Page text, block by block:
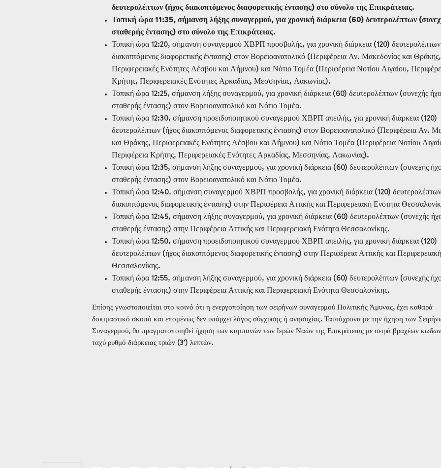
δευτερολέπτων (ήχος διακοπτόμενος διαφορετικής έντασης) στο σύνολο της Επικράτειας.
Τοπική ώρα 11:35, σήμανση λήξης συναγερμού, για χρονική διάρκεια (60) δευτερολέπτων
σταθερής έντασης) στο σύνολο της Επικράτειας.
Τοπική ώρα 12:20, σήμανση συναγερμού ΧΒΡΠ προσβολής, για χρονική διάρκεια (120)
διακοπτόμενος διαφορετικής έντασης) στον Βορειοανατολικό (Περιφέρεια Αν. Μακεδονίας και Θράκης,
Περιφερειακές Ενότητες Λέσβου και Λήμνου) και Νότιο Τομέα (Περιφέρεια Νοτίου Αιγαίου,
Κρήτης, Περιφερειακές Ενότητες Αρκαδίας, Μεσσηνίας, Λακωνίας).
Τοπική ώρα 12:25, σήμανση λήξης συναγερμού, για χρονική διάρκεια (60) δευτερολέπτων (συνεχής
σταθερής έντασης) στον Βορειοανατολικό και Νότιο Τομέα.
Τοπική ώρα 12:30, σήμανση προειδοποιητικού συναγερμού ΧΒΡΠ απειλής, για χρονική διάρκεια (120)
δευτερολέπτων (ήχος διακοπτόμενος διαφορετικής έντασης) στον Βορειοανατολικό (Περιφέρεια Αν.
και Θράκης, Περιφερειακές Ενότητες Λέσβου και Λήμνου) και Νότιο Τομέα (Περιφέρεια Νοτίου
Περιφέρεια Κρήτης, Περιφερειακές Ενότητες Αρκαδίας, Μεσσηνίας, Λακωνίας).
Τοπική ώρα 12:35, σήμανση λήξης συναγερμού, για χρονική διάρκεια (60) δευτερολέπτων (συνεχής
σταθερής έντασης) στον Βορειοανατολικό και Νότιο Τομέα.
Τοπική ώρα 12:40, σήμανση συναγερμού ΧΒΡΠ προσβολής, για χρονική διάρκεια (120)
διακοπτόμενος διαφορετικής έντασης) στην Περιφέρεια Αττικής και Περιφερειακή Ενότητα
Τοπική ώρα 12:45, σήμανση λήξης συναγερμού, για χρονική διάρκεια (60) δευτερολέπτων (συνεχής
σταθερής έντασης) στην Περιφέρεια Αττικής και Περιφερειακή Ενότητα Θεσσαλονίκης.
Τοπική ώρα 12:50, σήμανση προειδοποιητικού συναγερμού ΧΒΡΠ απειλής, για χρονική διάρκεια (120)
δευτερολέπτων (ήχος διακοπτόμενος διαφορετικής έντασης) στην Περιφέρεια Αττικής και
Θεσσαλονίκης.
Τοπική ώρα 12:55, σήμανση λήξης συναγερμού, για χρονική διάρκεια (60) δευτερολέπτων (συνεχής
σταθερής έντασης) στην Περιφέρεια Αττικής και Περιφερειακή Ενότητα Θεσσαλονίκης.
Επίσης γνωστοποιείται στο κοινό ότι η ενεργοποίηση των σειρήνων συναγερμού Πολιτικής Άμυνας, έχει καθαρά
δοκιμαστικό σκοπό και επομένως δεν υπάρχει λόγος σύγχυσης ή ανησυχίας. Ταυτόχρονα με την ήχηση των
Συναγερμού, θα πραγματοποιηθεί ήχηση των καμπανών των Ιερών Ναών της Επικράτειας με σειρά βραχέων
ταχύ ρυθμό διάρκειας τριών (3’) λεπτών.